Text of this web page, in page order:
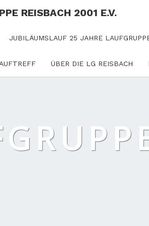
REISBACH 2001 E.V.
JUBILÄUMSLAUF 25 JAHRE
ÜBER DIE LG REISBACH